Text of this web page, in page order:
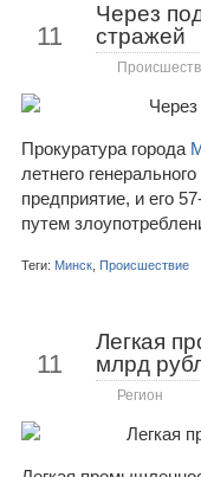
11
Через
стражей
Прокуратура города
летнего
предприятие, и его
путем
Теги: Минск Происшествие
11
Легкая
млрд
Регион